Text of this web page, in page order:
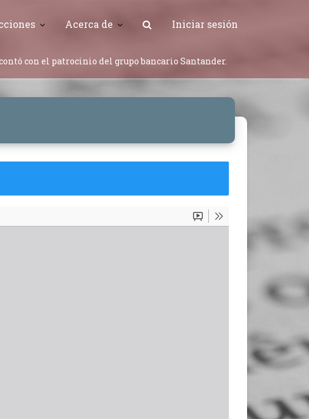
Acerca de Iniciar sesión
con el patrocinio del grupo bancario Santander.